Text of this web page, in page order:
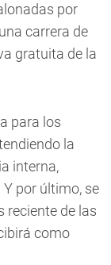
por
carrera de
gratuita de la
para los
la
interna,
por último, se
reciente de las
como